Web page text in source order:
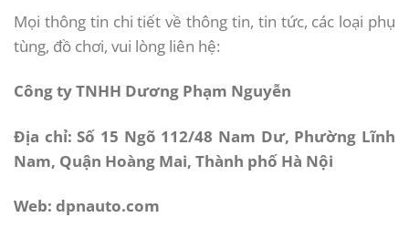
Mọi thông tin chi tiết về thông tin, tin tức, các loại phụ
tùng, đồ chơi, vui lòng liên hệ:
Công ty TNHH Dương Phạm Nguyễn
Địa chỉ: Số 15 Ngõ 112/48 Nam Dư, Phường Lĩnh
Nam, Quận Hoàng Mai, Thành phố Hà Nội
Web: dpnauto.com